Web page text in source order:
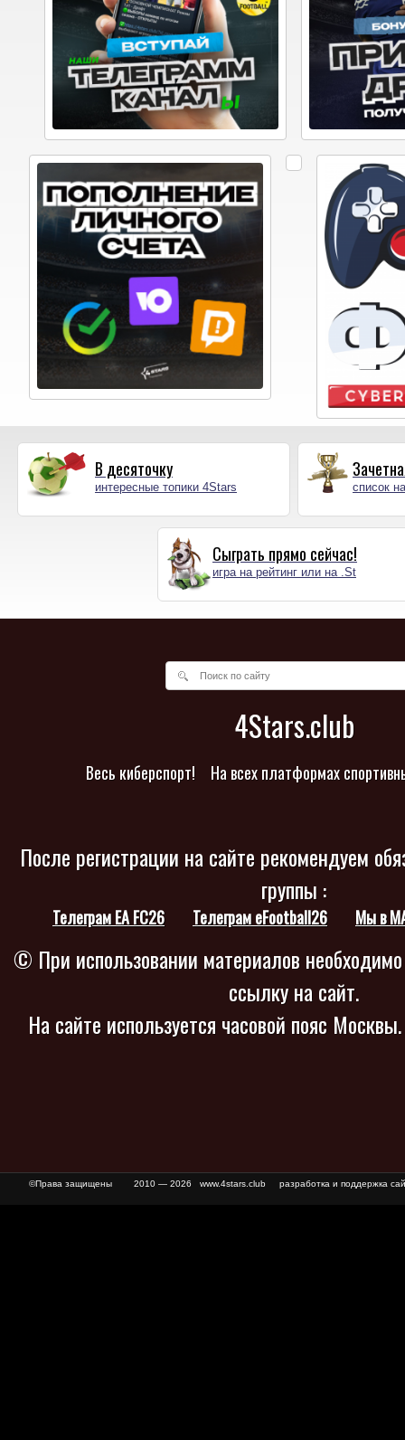
В десяточку
интересные топики 4Stars список
Сыграть прямо сейчас!
игра на рейтинг или на .St
4Stars.club
Весь киберспорт! На всех платформах
После регистрации на сайте рекомендуем
группы :
Телеграм EA FC26 Телеграм eFootball26 Мы в
© При использовании материалов
ссылку на сайт.
На сайте используется часовой пояс
©Права защищены 2010 — 2026 www.4stars.club разработка и поддержка